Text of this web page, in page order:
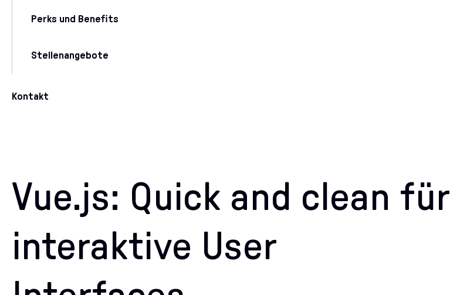
Perks und Benefits
Stellenangebote
Kontakt
Vue.js: Quick and clean für
interaktive User